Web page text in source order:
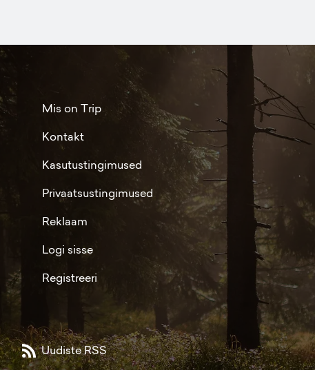
Mis on Trip
Kontakt
Kasutustingimused
Privaatsustingimused
Reklaam
Logi sisse
Registreeri
Uudiste RSS